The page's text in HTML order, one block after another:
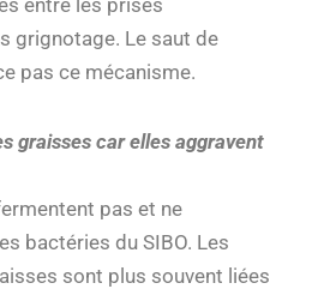
entre les prises
grignotage. Le saut de
pas ce mécanisme.
graisses car elles aggravent
pas et ne
bactéries du SIBO. Les
sont plus souvent liées